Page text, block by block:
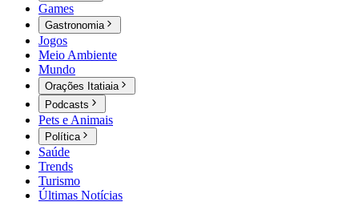
Games
Gastronomia
Jogos
Meio Ambiente
Mundo
Orações Itatiaia
Podcasts
Pets e Animais
Política
Saúde
Trends
Turismo
Últimas Notícias